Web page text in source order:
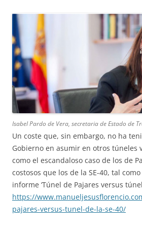
Isabel Pardo de Vera, secretaria de Estado de
Un coste que, sin embargo, no ha
Gobierno en asumir en otros túneles
como el escandaloso caso de los de
costosos que los de la SE-40, tal
informe ‘Túnel de Pajares versus túnel
https://
pajares-versus-tunel-de-la-se-40/